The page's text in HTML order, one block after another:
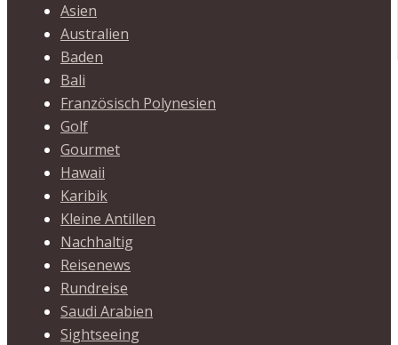
Asien
Australien
Baden
Bali
Französisch Polynesien
Golf
Gourmet
Hawaii
Karibik
Kleine Antillen
Nachhaltig
Reisenews
Rundreise
Saudi Arabien
Sightseeing